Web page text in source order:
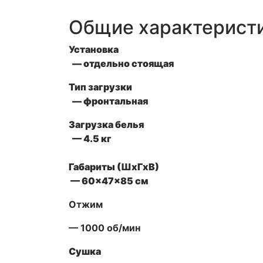
Общие
Установка
— отдельно стоящая
Тип загрузки
— фронтальная
Загрузка белья
— 4.5 кг
Габариты (ШxГxВ)
— 60x47x85 см
Отжим
— 1000 об/мин
Сушка